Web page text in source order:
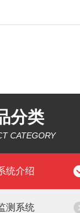
分类
CATEGORY
统介绍
测系统